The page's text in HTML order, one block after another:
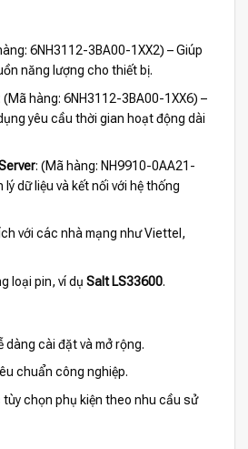
6NH3112-3BA00-1XX2) – Giúp
năng lượng cho thiết bị.
(Mã hàng: 6NH3112-3BA00-1XX6) –
yêu cầu thời gian hoạt động dài
: (Mã hàng: NH9910-0AA21-
lý dữ liệu và kết nối với hệ thống
với các nhà mạng như Viettel,
loại pin, ví dụSalt LS33600.
dàng cài đặt và mở rộng.
chuẩn công nghiệp.
tùy chọn phụ kiện theo nhu cầu sử